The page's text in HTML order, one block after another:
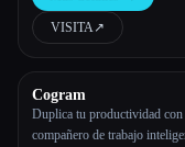
Todas las categorías
Acerca de
VISITA↗︎
Cogram
Duplica tu productividad con
compañero de trabajo